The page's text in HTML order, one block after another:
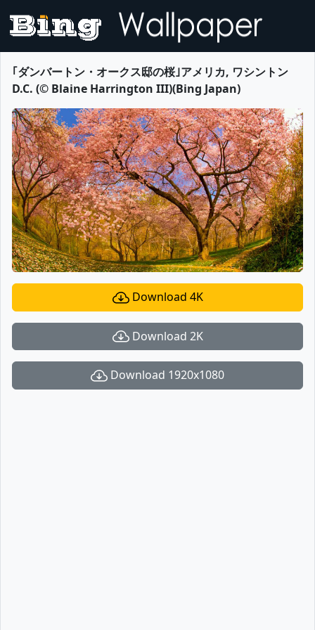
｢ダンバートン・オークス邸の桜｣アメリカ, ワシントン
D.C. (© Blaine Harrington III)(Bing Japan)
Download 4K
Download 2K
Download 1920x1080